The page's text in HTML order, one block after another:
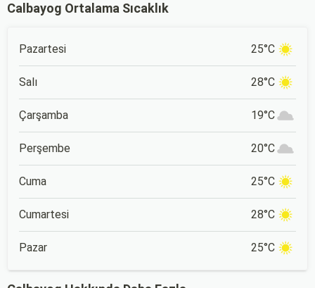
Calbayog Ortalama Sıcaklık
Pazartesi 25°C
Salı 28°C
Çarşamba 19°C
Perşembe 20°C
Cuma 25°C
Cumartesi 28°C
Pazar 25°C